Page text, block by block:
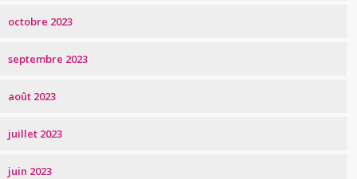
octobre 2023
septembre 2023
août 2023
juillet 2023
juin 2023